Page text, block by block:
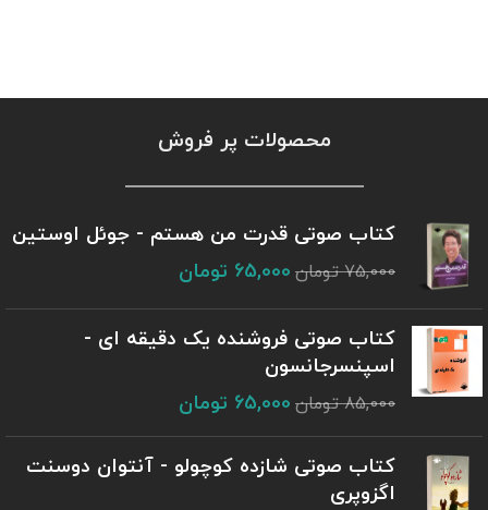
محصولات پر فروش
کتاب صوتی قدرت من هستم - جوئل اوستین
75,000 تومان 65,000 تومان
کتاب صوتی فروشنده یک دقیقه ای -
اسپنسرجانسون
85,000 تومان 65,000 تومان
کتاب صوتی شازده کوچولو - آنتوان دوسنت
اگزوپری